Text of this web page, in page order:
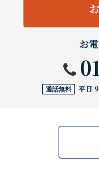
お
通話無料 平日